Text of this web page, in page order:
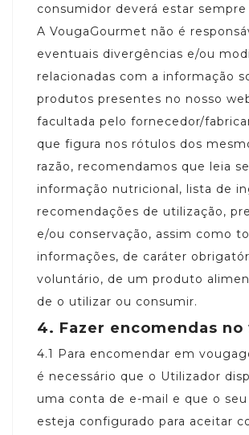
consumidor deverá estar
A VougaGourmet não é
eventuais divergências e/ou
relacionadas com a informação
produtos presentes no nosso
facultada pelo fornecedor/
que figura nos rótulos dos
razão, recomendamos que leia
informação nutricional, lista de
recomendações de utilização,
e/ou conservação, assim como
informações, de caráter
voluntário, de um produto
de o utilizar ou consumir.
4. Fazer encomendas
4.1 Para encomendar em
é necessário que o Utilizador
uma conta de e-mail e que o
esteja configurado para aceitar